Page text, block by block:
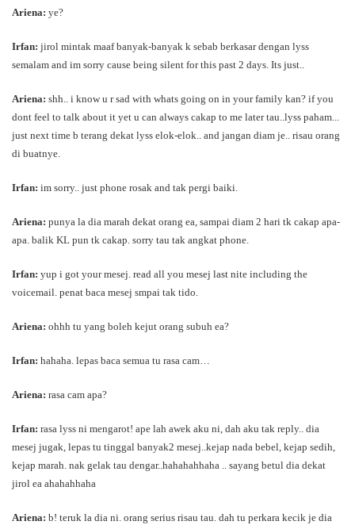
Ariena: ye?
Irfan: jirol mintak maaf banyak-banyak k sebab berkasar dengan lyss
semalam and im sorry cause being silent for this past 2 days. Its just..
Ariena: shh.. i know u r sad with whats going on in your family kan? if you
dont feel to talk about it yet u can always cakap to me later tau..lyss paham...
just next time b terang dekat lyss elok-elok.. and jangan diam je.. risau orang
di buatnye.
Irfan: im sorry.. just phone rosak and tak pergi baiki.
Ariena: punya la dia marah dekat orang ea, sampai diam 2 hari tk cakap apa-
apa. balik KL pun tk cakap. sorry tau tak angkat phone.
Irfan: yup i got your mesej. read all you mesej last nite including the
voicemail. penat baca mesej smpai tak tido.
Ariena: ohhh tu yang boleh kejut orang subuh ea?
Irfan: hahaha. lepas baca semua tu rasa cam…
Ariena: rasa cam apa?
Irfan: rasa lyss ni mengarot! ape lah awek aku ni, dah aku tak reply.. dia
mesej jugak, lepas tu tinggal banyak2 mesej..kejap nada bebel, kejap sedih,
kejap marah. nak gelak tau dengar..hahahahhaha .. sayang betul dia dekat
jirol ea ahahahhaha
Ariena: b! teruk la dia ni. orang serius risau tau. dah tu perkara kecik je dia